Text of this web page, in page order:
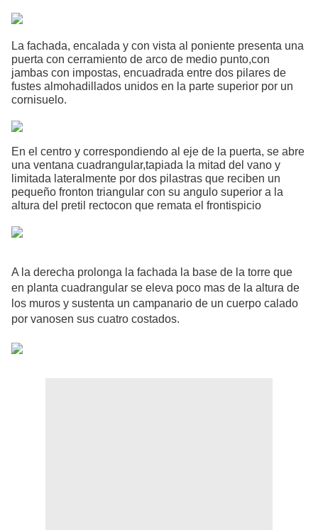
La fachada, encalada y con vista al poniente presenta una
puerta con cerramiento de arco de medio punto,con
jambas con impostas, encuadrada entre dos pilares de
fustes almohadillados unidos en la parte superior por un
cornisuelo.
En el centro y correspondiendo al eje de la puerta, se abre
una ventana cuadrangular,tapiada la mitad del vano y
limitada lateralmente por dos pilastras que reciben un
pequeño fronton triangular con su angulo superior a la
altura del pretil rectocon que remata el frontispicio
A la derecha prolonga la fachada la base de la torre que
en planta cuadrangular se eleva poco mas de la altura de
los muros y sustenta un campanario de un cuerpo calado
por vanosen sus cuatro costados.